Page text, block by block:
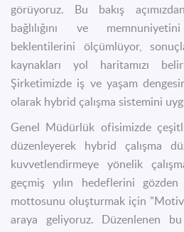
görüyoruz. Bu bakış
bağlılığını ve
beklentilerini ölçümlüyor,
kaynakları yol haritamızı
Şirketimizde iş ve yaşam
olarak hybrid çalışma sistemini
Genel Müdürlük ofisimizde
düzenleyerek hybrid çalışma
kuvvetlendirmeye yönelik
geçmiş yılın hedeflerini
mottosunu oluşturmak için
araya geliyoruz. Düzenlenen